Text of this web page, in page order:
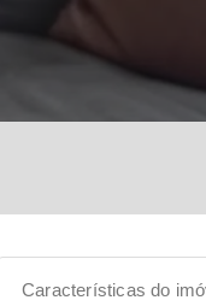
Características do